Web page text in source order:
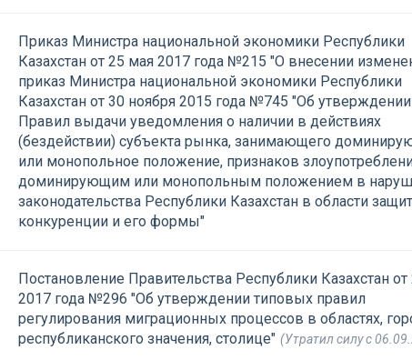
Приказ Министра национальной экономики Республики
Казахстан от 25 мая 2017 года №215 "О внесении
приказ Министра национальной экономики Республики
Казахстан от 30 ноября 2015 года №745 "Об утверждении
Правил выдачи уведомления о наличии в действиях
(бездействии) субъекта рынка, занимающего
или монопольное положение, признаков
доминирующим или монопольным положением в
законодательства Республики Казахстан в области
конкуренции и его формы"
Постановление Правительства Республики Казахстан
2017 года №296 "Об утверждении типовых правил
регулирования миграционных процессов в областях,
республиканского значения, столице" (Утратил силу с